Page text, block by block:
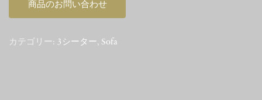
商品のお問い合わせ
カテゴリー: 3シーター, Sofa